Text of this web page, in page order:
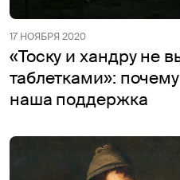
17 НОЯБРЯ 2020
«Тоску и хандру не
таблетками»:
наша поддержка